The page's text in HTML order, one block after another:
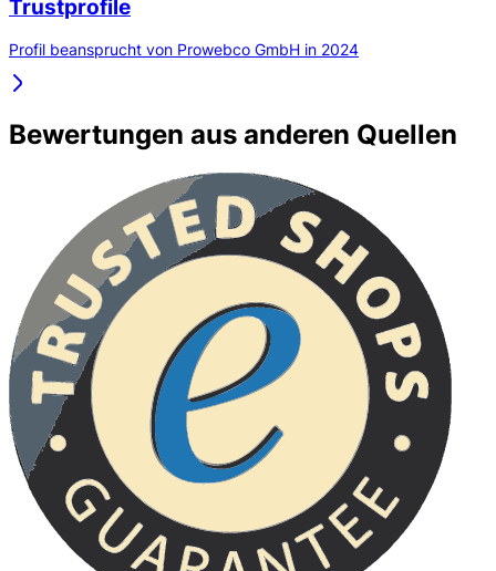
Trustprofile
Profil beansprucht von Prowebco GmbH in 2024
Bewertungen aus anderen Quellen